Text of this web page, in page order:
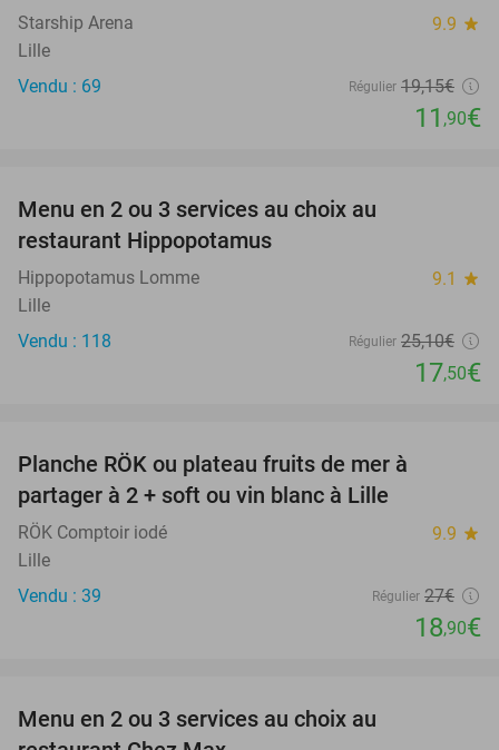
Starship Arena 9.9 star
Lille
Vendu : 69
Régulier 19,15€
11 ,90€
Menu en 2 ou 3 services au choix au
restaurant Hippopotamus
Hippopotamus Lomme 9.1 star
Lille
Vendu : 118
Régulier 25,10€
17,50€
Planche RÖK ou plateau fruits de mer à
partager à 2 + soft ou vin blanc à Lille
RÖK Comptoir iodé 9.9 star
Lille
Vendu : 39
Régulier 27€
18,90€
Menu en 2 ou 3 services au choix au